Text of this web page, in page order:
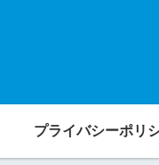
プライバシーポリ